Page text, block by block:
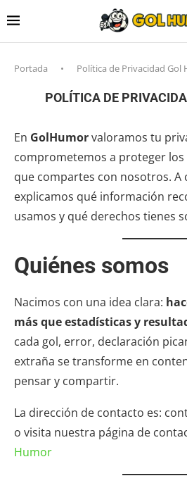
Portada • Política de Privacidad Gol
POLÍTICA DE
En GolHumorvaloramos tu
comprometemos a proteger
que compartes con nosotros. A
explicamos qué información
usamos y qué derechos tienes
Quiénes somos
Nacimos con una idea clara:
más que estadísticas y
cada gol, error, declaración
extraña se transforme en
pensar y compartir.
La dirección de contacto es:
o visita nuestra página de
Humor